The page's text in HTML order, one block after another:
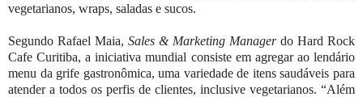
vegetarianos, wraps, saladas e sucos.
Segundo Rafael Maia, Sales & Marketing Managerdo Hard Rock
Cafe Curitiba, a iniciativa mundial consiste em agregar ao lendário
menu da grife gastronômica, uma variedade de itens saudáveis para
atender a todos os perfis de clientes, inclusive vegetarianos. “Além